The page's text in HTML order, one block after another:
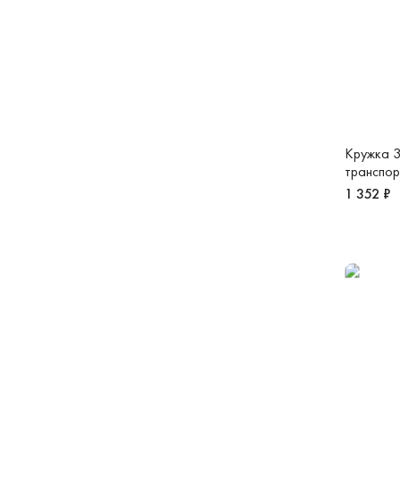
Кружка
1 352 ₽